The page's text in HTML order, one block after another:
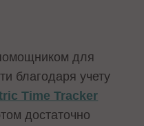
для
благодаря учету
Time Tracker
достаточно